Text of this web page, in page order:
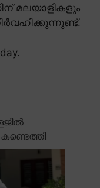
മലയാളികളും
കണ്ടെത്തി